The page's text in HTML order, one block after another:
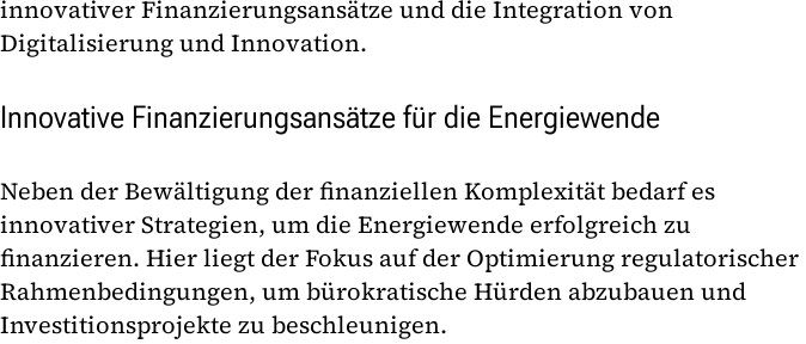
innovativer Finanzierungsansätze und die Integration von
Digitalisierung und Innovation.
Innovative Finanzierungsansätze für die Energiewende
Neben der Bewältigung der finanziellen Komplexität bedarf es
innovativer Strategien, um die Energiewende erfolgreich zu
finanzieren. Hier liegt der Fokus auf der Optimierung regulatorischer
Rahmenbedingungen, um bürokratische Hürden abzubauen und
Investitionsprojekte zu beschleunigen.